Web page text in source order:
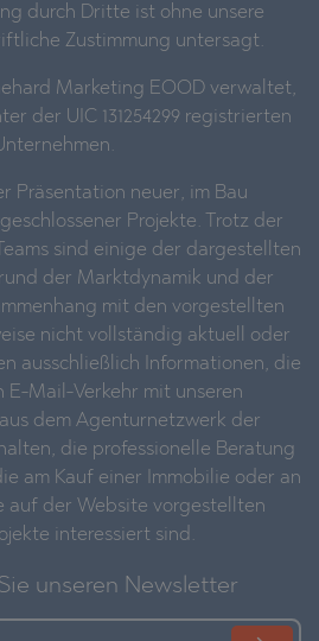
durch Dritte ist ohne unsere
Zustimmung untersagt.
Marketing EOOD verwaltet,
der UIC 131254299 registrierten
Präsentation neuer, im Bau
Projekte. Trotz der
sind einige der dargestellten
der Marktdynamik und der
mit den vorgestellten
nicht vollständig aktuell oder
ausschließlich Informationen, die
Mail-Verkehr mit unseren
dem Agenturnetzwerk der
die professionelle Beratung
am Kauf einer Immobilie oder an
auf der Website vorgestellten
interessiert sind.
unseren Newsletter